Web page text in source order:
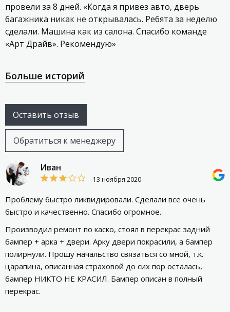
провели за 8 дней. «Когда я привез авто, дверь
багажника никак не открывалась. Ребята за неделю
сделали. Машина как из салона. Спасибо команде
«Арт Драйв». Рекомендую»
Больше историй
Оставить отзыв
Обратиться к менеджеру
Иван
13 ноября 2020
Проблему быстро ликвидировали. Сделали все очень
быстро и качественно. Спасибо огромное.
Производил ремонт по каско, стоял в перекрас задний
бампер + арка + двери. Арку двери покрасили, а бампер
полирнули. Прошу начальство связаться со мной, т.к.
царапина, описанная страховой до сих пор осталась,
бампер НИКТО НЕ КРАСИЛ. Бампер описан в полный
перекрас.